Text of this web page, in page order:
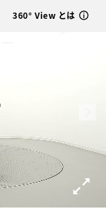
360° View とは